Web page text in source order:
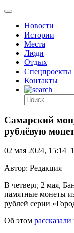
Новости
Истории
Места
Люди
Отдых
Спецпроекты
Контакты
Самарский
рублёвую
02 мая 2024, 15:14
Автор: Редакция
В четверг, 2 мая,
памятные монеты
рублей серии
Об этом рассказали